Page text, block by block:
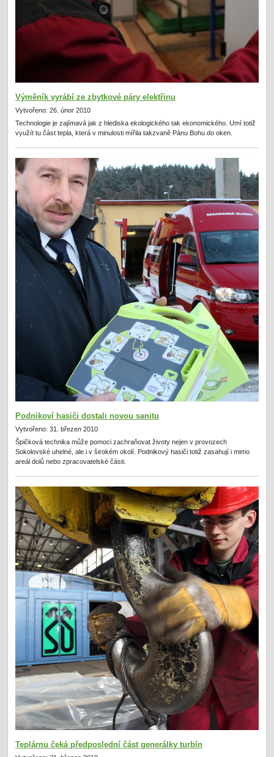
Výměník vyrábí ze zbytkové páry elektřinu
Vytvořeno: 26. únor 2010
Technologie je zajímavá jak z hlediska ekologického tak ekonomického. Umí totiž
využít tu část tepla, která v minulosti mířila takzvaně Pánu Bohu do oken.
Podnikoví hasiči dostali novou sanitu
Vytvořeno: 31. březen 2010
Špičková technika může pomoci zachraňovat životy nejen v provozech
Sokolovské uhelné, ale i v širokém okolí. Podnikový hasiči totiž zasahují i mimo
areál dolů nebo zpracovatelské části.
Teplárnu čeká předposlední část generálky turbín